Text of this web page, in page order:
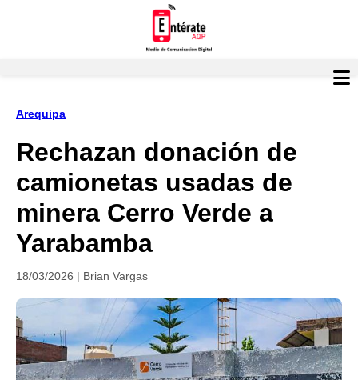
Arequipa
Rechazan donación de
camionetas usadas de
minera Cerro Verde a
Yarabamba
18/03/2026 | Brian Vargas